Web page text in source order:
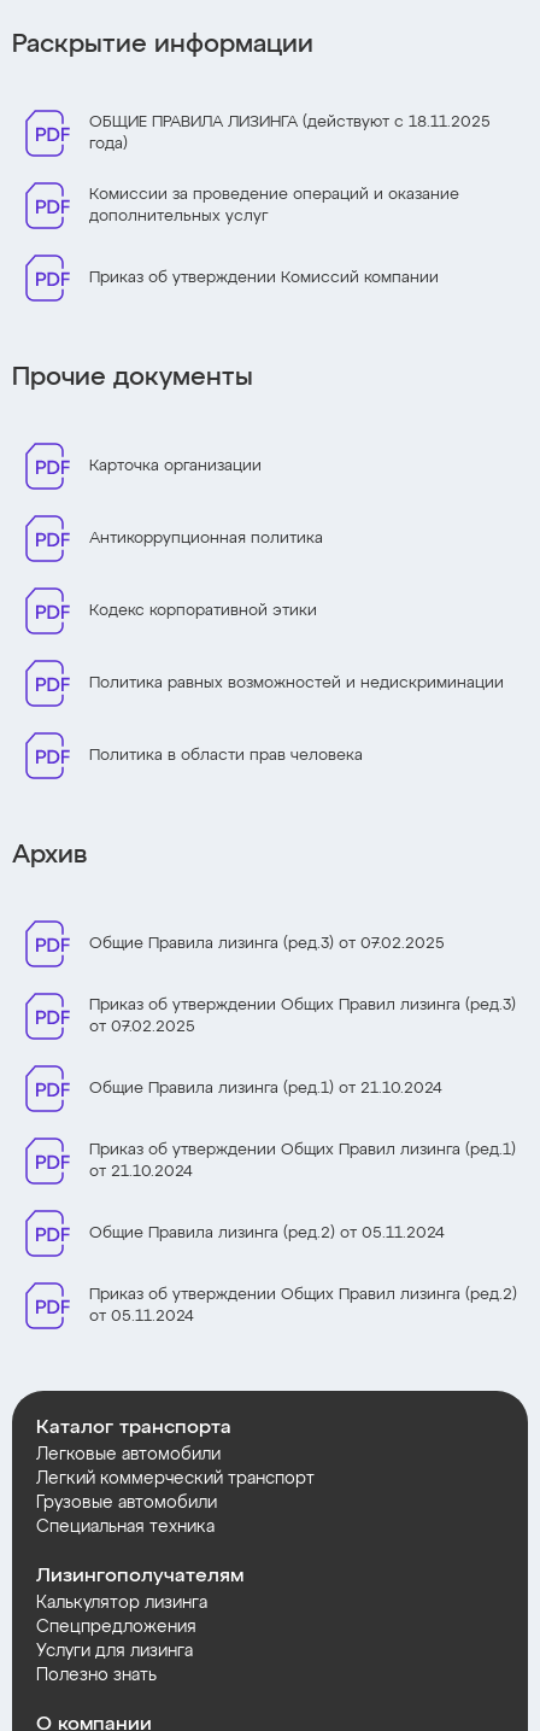
Раскрытие информации
ОБЩИЕ ПРАВИЛА ЛИЗИНГА (действуют с 18.11.2025
года)
Комиссии за проведение операций и оказание
дополнительных услуг
Приказ об утверждении Комиссий компании
Прочие документы
Карточка организации
Антикоррупционная политика
Кодекс корпоративной этики
Политика равных возможностей и недискриминации
Политика в области прав человека
Архив
Общие Правила лизинга (ред.3) от 07.02.2025
Приказ об утверждении Общих Правил лизинга (ред.3)
от 07.02.2025
Общие Правила лизинга (ред.1) от 21.10.2024
Приказ об утверждении Общих Правил лизинга (ред.1)
от 21.10.2024
Общие Правила лизинга (ред.2) от 05.11.2024
Приказ об утверждении Общих Правил лизинга (ред.2)
от 05.11.2024
Каталог транспорта
Легковые автомобили
Легкий коммерческий транспорт
Грузовые автомобили
Специальная техника
Лизингополучателям
Калькулятор лизинга
Спецпредложения
Услуги для лизинга
Полезно знать
О компании